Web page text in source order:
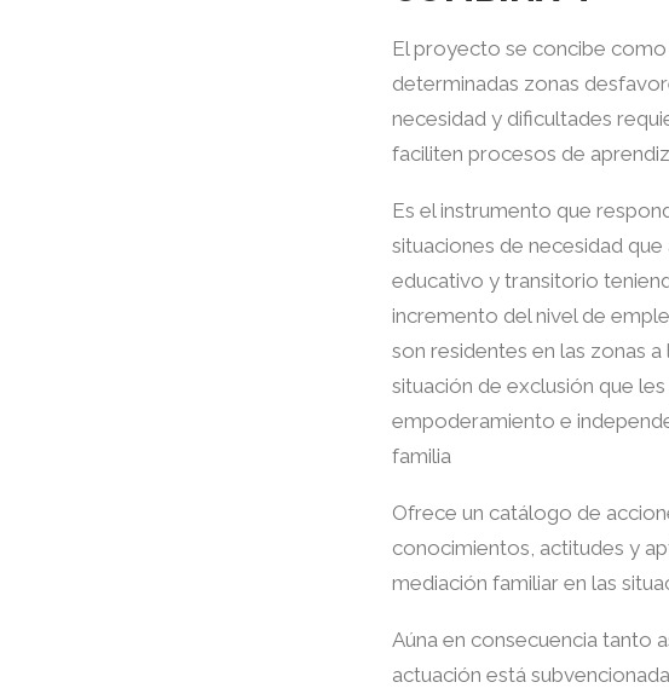
El proyecto se concibe como
determinadas zonas
necesidad y dificultades
faciliten procesos de
Es el instrumento que
situaciones de necesidad
educativo y transitorio
incremento del nivel de
son residentes en las zonas
situación de exclusión que
empoderamiento e
familia
Ofrece un catálogo de
conocimientos, actitudes y
mediación familiar en las
Aúna en consecuencia tanto
actuación está